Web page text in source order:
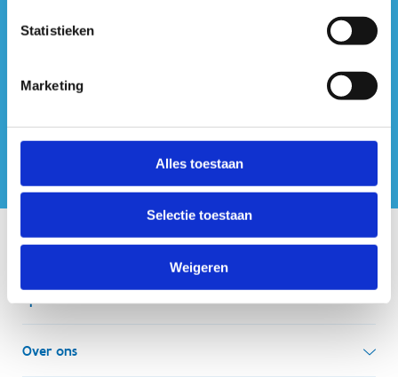
Statistieken
Marketing
Alles toestaan
Selectie toestaan
Weigeren
#sportersbelevenmeer
Onze centra
Simon Bolivarlaan 17
Over ons